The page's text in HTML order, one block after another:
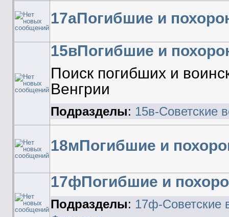
17аПогибшие и
15вПогибшие и
Поиск погибших и
Венгрии
Подразделы: 15в-Советские
18мПогибшие и
17фПогибшие и
Подразделы: 17ф-Советские